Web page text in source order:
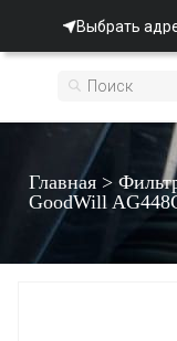
Выбрать
Главная >
GооdWill